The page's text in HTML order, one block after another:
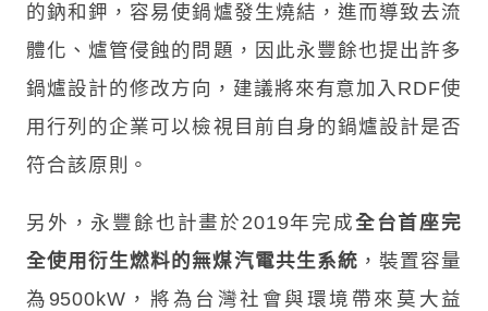
的鈉和鉀，容易使鍋爐發生燒結，進而導致去流
體化、爐管侵蝕的問題，因此永豐餘也提出許多
鍋爐設計的修改方向，建議將來有意加入RDF使
用行列的企業可以檢視目前自身的鍋爐設計是否
符合該原則。
另外，永豐餘也計畫於2019年完成全台首座完
全使用衍生燃料的無煤汽電共生系統 ，裝置容量
為9500kW，將為台灣社會與環境帶來莫大益